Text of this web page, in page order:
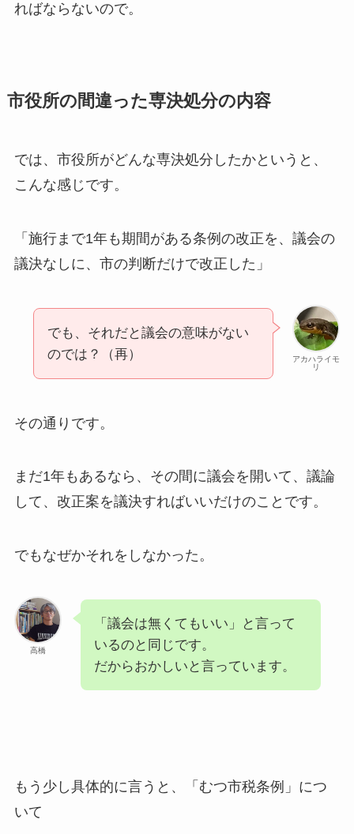
ればならないので。
市役所の間違った専決処分の内容
では、市役所がどんな専決処分したかというと、
こんな感じです。
「施行まで1年も期間がある条例の改正を、議会の
議決なしに、市の判断だけで改正した」
アカハライモ
リ
でも、それだと議会の意味がない
のでは？（再）
その通りです。
まだ1年もあるなら、その間に議会を開いて、議論
して、改正案を議決すればいいだけのことです。
でもなぜかそれをしなかった。
高橋
「議会は無くてもいい」と言って
いるのと同じです。
だからおかしいと言っています。
もう少し具体的に言うと、「むつ市税条例」につ
いて